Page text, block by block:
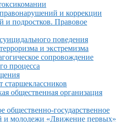
и коррекции
и подростков. Правовое
поведения
и экстремизма
сопровождение
процесса
старшеклассников
общественная организация
общественно-государственное
и молодежи «Движение первых»